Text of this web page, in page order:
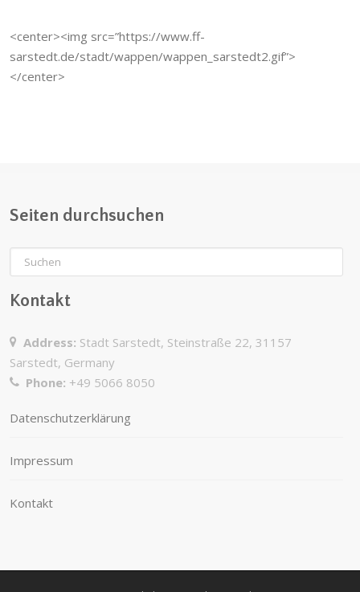
<center><img src=”https://www.ff-
sarstedt.de/stadt/wappen/wappen_sarstedt2.gif”>
</center>
Seiten durchsuchen
Kontakt
Address: Stadt Sarstedt, Steinstraße 22, 31157
Sarstedt, Germany
Phone: +49 5066 8050
Datenschutzerklärung
Impressum
Kontakt